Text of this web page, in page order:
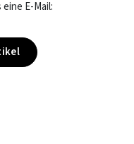
E-Mail: